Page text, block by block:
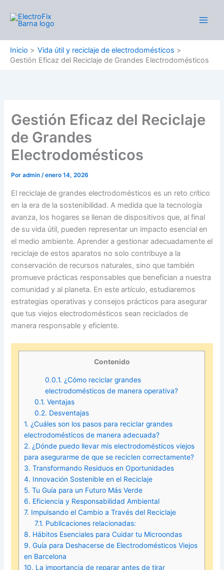
contenido
Inicio
Vida útil y reciclaje de electrodomésticos
Gestión Eficaz del Reciclaje de Grandes Electrodomésticos
Gestión Eficaz del Reciclaje
de Grandes
Electrodomésticos
Poradmin/enero 14, 2026
El reciclaje de grandes electrodomésticos es un reto crítico
en la era de la sostenibilidad. A medida que la tecnología
avanza, los hogares se llenan de dispositivos que, al final
de su vida útil, pueden representar un impacto esencial en
el medio ambiente. Aprender a gestionar adecuadamente el
reciclaje de estos aparatos no solo contribuye a la
conservación de recursos naturales, sino que también
promueve prácticas responsables que benefician a nuestra
comunidad y al planeta. En este artículo, estudiaremos
estrategias operativas y consejos prácticos para asegurar
que tus viejos electrodomésticos sean reciclados de
manera responsable y eficiente.
Contenido
0.0.1. ¿Cómo reciclar grandes
electrodomésticos de manera operativa?
0.1. Ventajas
0.2. Desventajas
1. ¿Cuáles son los pasos para reciclar grandes
electrodomésticos de manera adecuada?
2. ¿Dónde puedo llevar mis electrodomésticos viejos
para asegurarme de que se reciclen correctamente?
3. Transformando Residuos en Oportunidades
4. Innovación Sostenible en el Reciclaje
5. Tu Guía para un Futuro Más Verde
6. Eficiencia y Responsabilidad Ambiental
7. Impulsando el Cambio a Través del Reciclaje
7.1. Publicaciones relacionadas:
8. Hábitos Esenciales para Cuidar tu Microondas
9. Guía para Deshacerse de Electrodomésticos Viejos
en Barcelona
10. La importancia de reparar antes de tirar